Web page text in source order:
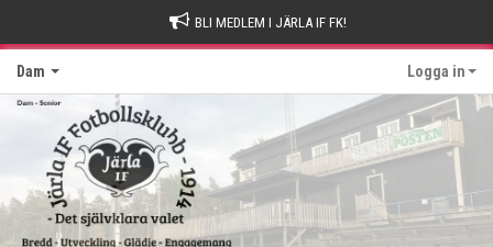
BLI MEDLEM I JÄRLA IF FK!
Dam Logga in